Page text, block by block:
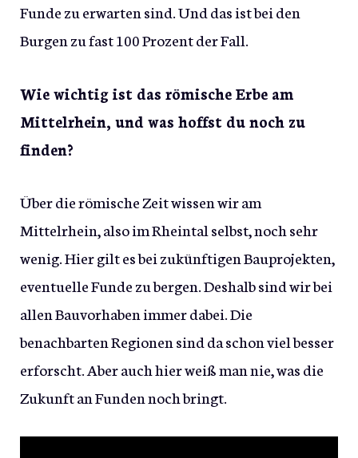
Funde zu erwarten sind. Und das ist bei den
Burgen zu fast 100 Prozent der Fall.
Wie wichtig ist das römische Erbe am
Mittelrhein, und was hoffst du noch zu
finden?
Über die römische Zeit wissen wir am
Mittelrhein, also im Rheintal selbst, noch sehr
wenig. Hier gilt es bei zukünftigen Bauprojekten,
eventuelle Funde zu bergen. Deshalb sind wir bei
allen Bauvorhaben immer dabei. Die
benachbarten Regionen sind da schon viel besser
erforscht. Aber auch hier weiß man nie, was die
Zukunft an Funden noch bringt.